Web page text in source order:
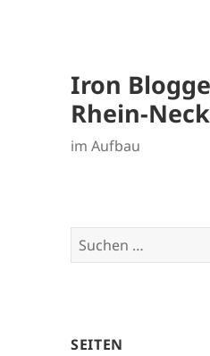
Iron
Rhein-
im Aufbau
Suchen
nach:
SEITEN